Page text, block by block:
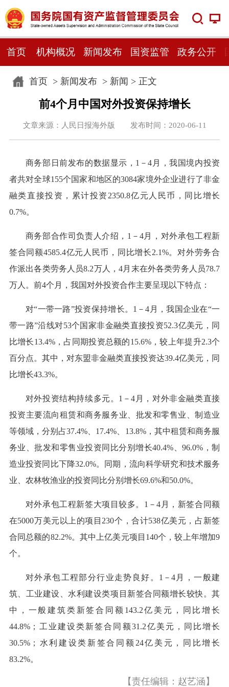
首页 机构概况 新闻发布 国资监管 政务公开
首页> 新闻发布> 新闻 > 正文
前4个月中国对外投资保持增长
文章来源：人民日报海外版 发布时间：2020-06-11
商务部日前发布的数据显示，1－4月，我国境内投资
者共对全球155个国家和地区的3084家境外企业进行了非金
融类直接投资，累计投资2350.8亿元人民币，同比增长
0.7%。
商务部合作司负责人介绍，1－4月，对外承包工程新
签合同额4585.4亿元人民币，同比增长2.1%。对外劳务合
作派出各类劳务人员8.2万人，4月末在外各类劳务人员78.7
万人。前4个月，我国对外投资合作主要呈现以下特点：
对“一带一路”投资保持增长。1－4月，我国企业在“一
带一路”沿线对53个国家非金融类直接投资52.3亿美元，同
比增长13.4%，占同期投资总额的15.6%，较上年提升2.3个
百分点。其中，对东盟非金融类直接投资达39.4亿美元，同
比增长43.3%。
对外投资结构持续多元。1－4月，对外非金融类直接
投资主要流向租赁和商务服务业、批发和零售业、制造业
等领域，分别占37.4%、17.4%、13.8%，其中租赁和商务服
务业、批发和零售业投资同比分别增长40.4%、96.0%，制
造业投资同比下降32.0%。同期，流向科学研究和技术服务
业、农林牧渔业的投资同比分别增长69.6%和50.0%。
对外承包工程新签大项目较多。1－4月，新签合同额
在5000万美元以上的项目230个，合计538亿美元，占新签
合同总额的82.2%。其中上亿美元项目140个，较上年增加9
个。
对外承包工程部分行业走势良好。1－4月，一般建
筑、工业建设、水利建设类项目新签合同额增长较快。其
中，一般建筑类新签合同额143.2亿美元，同比增长
44.8%；工业建设类新签合同额31.2亿美元，同比增长
30.5%；水利建设类新签合同额24亿美元，同比增长
83.2%。
【责任编辑：赵艺涵】